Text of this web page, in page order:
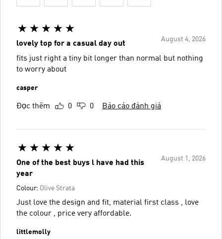
August 4, 2026
lovely top for a casual day out
fits just right a tiny bit longer than normal but nothing
to worry about
casper
Đọc thêm 0 0 Báo cáo đánh giá
August 1, 2026
One of the best buys l have had this
year
Colour: Olive Strata
Just love the design and fit, material first class , love
the colour , price very affordable.
littlemolly